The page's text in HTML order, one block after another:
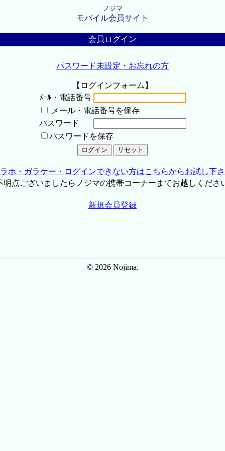
ノジマ
モバイル会員サイト
会員ログイン
パスワード未設定・お忘れの方
【ログインフォーム】
ﾒｰﾙ・電話番号
メール・電話番号を保存
パスワード
パスワードを保存
ホ・ガラケー・ログインできない方はこちらからお試し下
点ございましたらノジマの携帯コーナーまでお越しくださ
新規会員登録
© 2026 Nojima.